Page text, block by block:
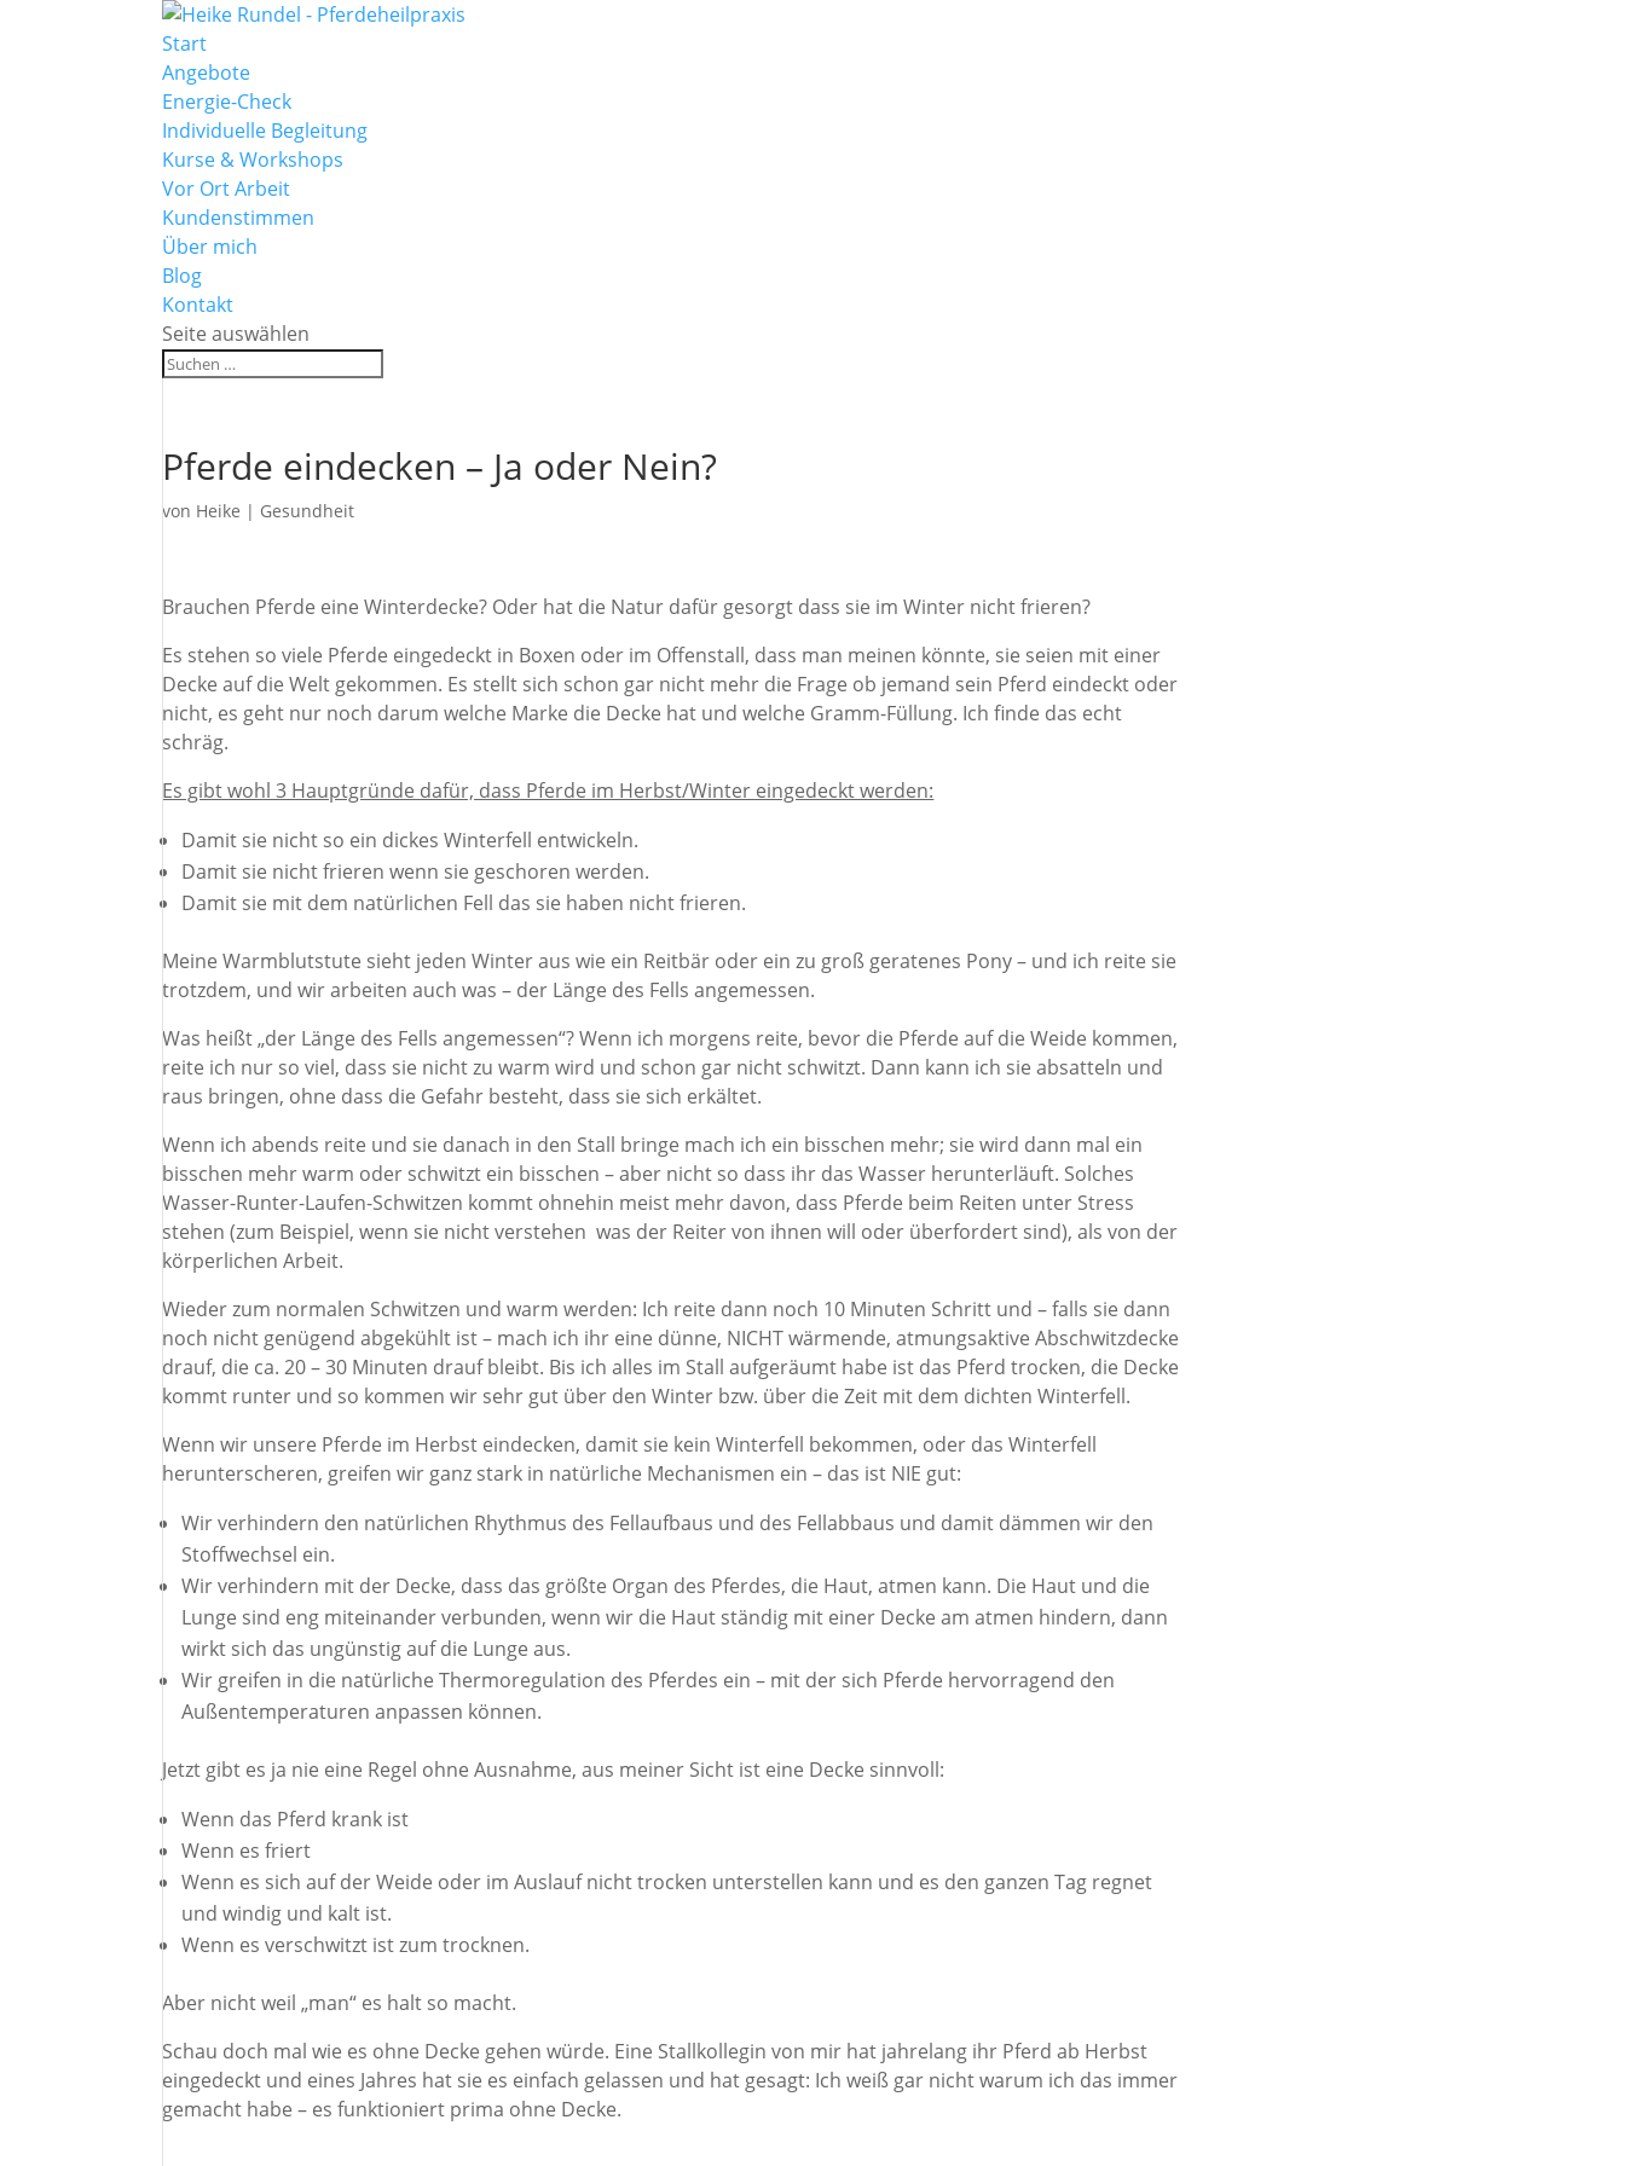
Start
Angebote
Energie-Check
Individuelle Begleitung
Kurse & Workshops
Vor Ort Arbeit
Kundenstimmen
Über mich
Blog
Kontakt
Seite auswählen
Pferde eindecken – Ja oder Nein?
von Heike | Gesundheit
Brauchen Pferde eine Winterdecke? Oder hat die Natur dafür gesorgt dass sie im Winter nicht frieren?
Es stehen so viele Pferde eingedeckt in Boxen oder im Offenstall, dass man meinen könnte, sie seien mit einer
Decke auf die Welt gekommen. Es stellt sich schon gar nicht mehr die Frage ob jemand sein Pferd eindeckt oder
nicht, es geht nur noch darum welche Marke die Decke hat und welche Gramm-Füllung. Ich finde das echt
schräg.
Es gibt wohl 3 Hauptgründe dafür, dass Pferde im Herbst/Winter eingedeckt werden:
Damit sie nicht so ein dickes Winterfell entwickeln.
Damit sie nicht frieren wenn sie geschoren werden.
Damit sie mit dem natürlichen Fell das sie haben nicht frieren.
Meine Warmblutstute sieht jeden Winter aus wie ein Reitbär oder ein zu groß geratenes Pony – und ich reite sie
trotzdem, und wir arbeiten auch was – der Länge des Fells angemessen.
Was heißt „der Länge des Fells angemessen“? Wenn ich morgens reite, bevor die Pferde auf die Weide kommen,
reite ich nur so viel, dass sie nicht zu warm wird und schon gar nicht schwitzt. Dann kann ich sie absatteln und
raus bringen, ohne dass die Gefahr besteht, dass sie sich erkältet.
Wenn ich abends reite und sie danach in den Stall bringe mach ich ein bisschen mehr; sie wird dann mal ein
bisschen mehr warm oder schwitzt ein bisschen – aber nicht so dass ihr das Wasser herunterläuft. Solches
Wasser-Runter-Laufen-Schwitzen kommt ohnehin meist mehr davon, dass Pferde beim Reiten unter Stress
stehen (zum Beispiel, wenn sie nicht verstehen was der Reiter von ihnen will oder überfordert sind), als von der
körperlichen Arbeit.
Wieder zum normalen Schwitzen und warm werden: Ich reite dann noch 10 Minuten Schritt und – falls sie dann
noch nicht genügend abgekühlt ist – mach ich ihr eine dünne, NICHT wärmende, atmungsaktive Abschwitzdecke
drauf, die ca. 20 – 30 Minuten drauf bleibt. Bis ich alles im Stall aufgeräumt habe ist das Pferd trocken, die Decke
kommt runter und so kommen wir sehr gut über den Winter bzw. über die Zeit mit dem dichten Winterfell.
Wenn wir unsere Pferde im Herbst eindecken, damit sie kein Winterfell bekommen, oder das Winterfell
herunterscheren, greifen wir ganz stark in natürliche Mechanismen ein – das ist NIE gut:
Wir verhindern den natürlichen Rhythmus des Fellaufbaus und des Fellabbaus und damit dämmen wir den
Stoffwechsel ein.
Wir verhindern mit der Decke, dass das größte Organ des Pferdes, die Haut, atmen kann. Die Haut und die
Lunge sind eng miteinander verbunden, wenn wir die Haut ständig mit einer Decke am atmen hindern, dann
wirkt sich das ungünstig auf die Lunge aus.
Wir greifen in die natürliche Thermoregulation des Pferdes ein – mit der sich Pferde hervorragend den
Außentemperaturen anpassen können.
Jetzt gibt es ja nie eine Regel ohne Ausnahme, aus meiner Sicht ist eine Decke sinnvoll:
Wenn das Pferd krank ist
Wenn es friert
Wenn es sich auf der Weide oder im Auslauf nicht trocken unterstellen kann und es den ganzen Tag regnet
und windig und kalt ist.
Wenn es verschwitzt ist zum trocknen.
Aber nicht weil „man“ es halt so macht.
Schau doch mal wie es ohne Decke gehen würde. Eine Stallkollegin von mir hat jahrelang ihr Pferd ab Herbst
eingedeckt und eines Jahres hat sie es einfach gelassen und hat gesagt: Ich weiß gar nicht warum ich das immer
gemacht habe – es funktioniert prima ohne Decke.